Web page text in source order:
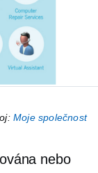
Moje společnost
nebo